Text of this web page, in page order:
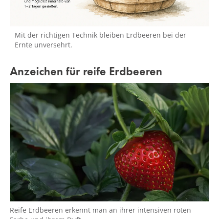
Mit der richtigen Technik bleiben Erdbeeren bei der
Ernte unversehrt.
Anzeichen für reife Erdbeeren
Reife Erdbeeren erkennt man an ihrer intensiven roten